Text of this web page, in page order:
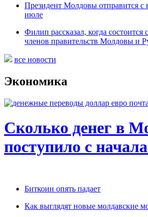
Президент Молдовы отправится
июле
Филип рассказал, когда состоится
членов правительств Молдовы и
все новости
Экономика
Сколько денег в
поступило с
Биткоин опять падает
Как выглядят новые молдавские